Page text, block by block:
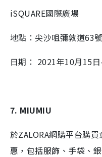
iSQUARE國際廣場
地點：尖沙咀彌敦道63號
日期： 2021年10月15
7. MIUMIU
於ZALORA網購平台購
惠，包括服飾、手袋、